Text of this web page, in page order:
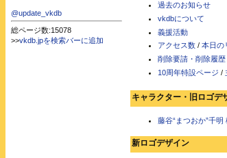
過去のお知らせ
vkdbについて
義援活動
アクセス数 / 本日の
削除要請・削除履歴
10周年特設ページ /
キャラクター・旧ロゴデ
藤谷“まつおか”千明
新ロゴデザイン
@update_vkdb
総ページ数:15078
>>vkdb.jpを検索バーに追加